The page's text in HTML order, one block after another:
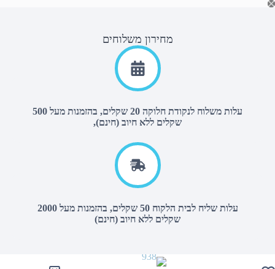
Skip
מחירון משלוחים
עלות משלוח לנקודת חלוקה 20 שקלים, בהזמנות מעל 500
שקלים ללא חיוב (חינם),
עלות שליח לבית הלקוח 50 שקלים, בהזמנות מעל 2000
שקלים ללא חיוב (חינם)